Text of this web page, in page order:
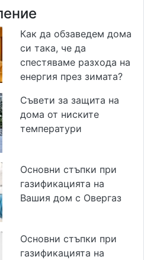
Как да обзаведем дома
си така, че да
спестяваме разхода на
енергия през зимата?
Съвети за защита на
дома от ниските
температури
Основни стъпки при
газификацията на
Вашия дом с Овергаз
Основни стъпки при
газификацията на